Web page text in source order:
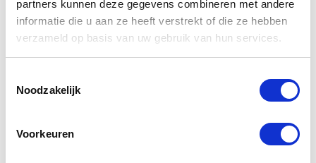
partners kunnen deze gegevens combineren met andere
informatie die u aan ze heeft verstrekt of die ze hebben
verzameld op basis van uw gebruik van hun services.
Noodzakelijk
Voorkeuren
specialist in stedelijke distributie combineren
we lokale kennis met landelijke dekking.
CENTRAL